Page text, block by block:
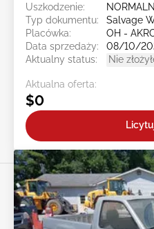
Uszkodzenie:
Typ dokumentu:
Salvage
Placówka:
OH -
Data sprzedaży:
08/10/
Aktualny status:
Nie
Aktualna oferta:
$0